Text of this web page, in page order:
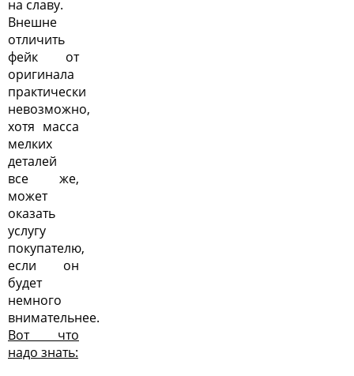
на славу.
Внешне
отличить
фейк от
оригинала
практически
невозможно,
хотя масса
мелких
деталей
все же,
может
оказать
услугу
покупателю,
если он
будет
немного
внимательнее.
Вот что
надо знать: